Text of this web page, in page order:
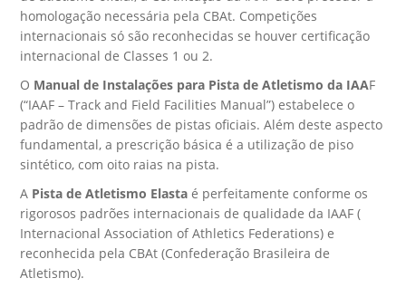
homologação necessária pela CBAt. Competições
internacionais só são reconhecidas se houver certificação
internacional de Classes 1 ou 2.
O Manual de Instalações para Pista de Atletismo da IAAF
(“IAAF – Track and Field Facilities Manual”) estabelece o
padrão de dimensões de pistas oficiais. Além deste aspecto
fundamental, a prescrição básica é a utilização de piso
sintético, com oito raias na pista.
A Pista de Atletismo Elasta é perfeitamente conforme os
rigorosos padrões internacionais de qualidade da IAAF (
Internacional Association of Athletics Federations) e
reconhecida pela CBAt (Confederação Brasileira de
Atletismo).